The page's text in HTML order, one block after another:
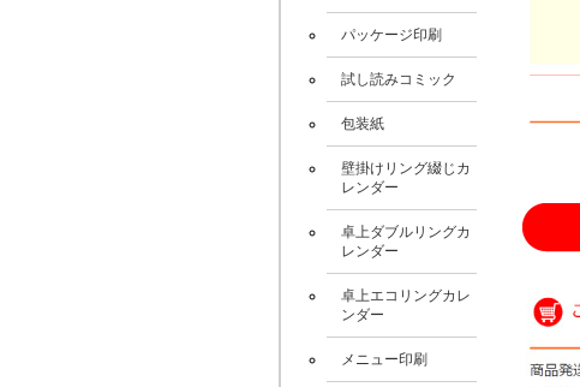
パッケージ印刷
試し読みコミック
包装紙
壁掛けリング綴じカ
レンダー
卓上ダブルリングカ
レンダー
卓上エコリングカレ
ンダー
メニュー印刷